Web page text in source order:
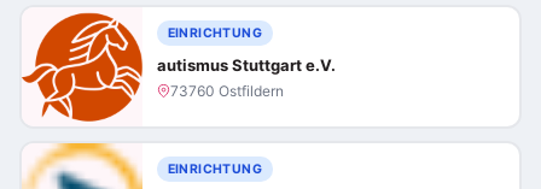
EINRICHTUNG
autismus Stuttgart e.V.
73760 Ostfildern
EINRICHTUNG